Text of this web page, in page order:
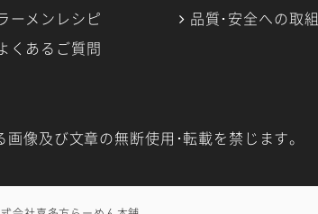
ーメンレシピ
くあるご質問
品質･安全への取組
像及び文章の無断使用･転載を禁じます。